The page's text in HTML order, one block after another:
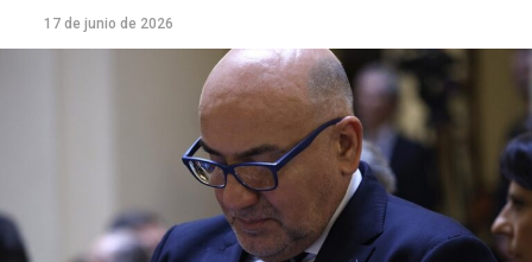
17 de junio de 2026